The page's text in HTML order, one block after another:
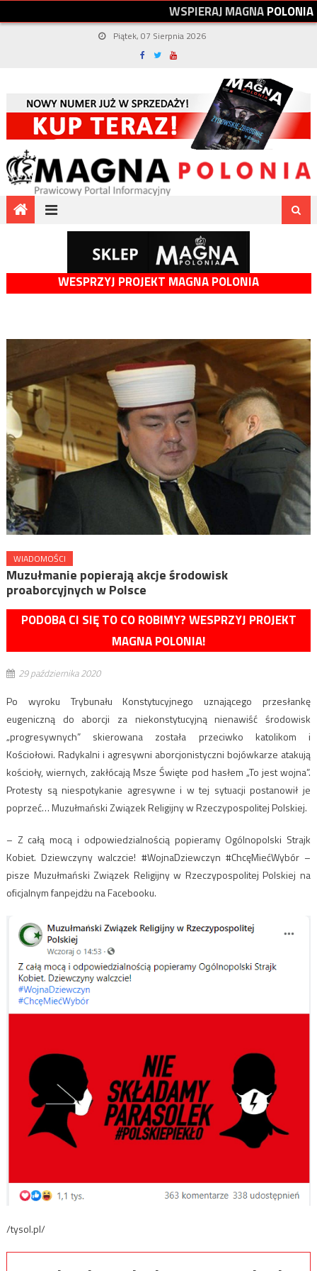
WSPIERAJMAGNAPOLONIA
Piątek, 07 Sierpnia 2026
WESPRZYJ PROJEKT MAGNA POLONIA
WIADOMOŚCI
Muzułmanie popierają akcje środowisk
proaborcyjnych w Polsce
PODOBA CI SIĘ TO CO ROBIMY? WESPRZYJ PROJEKT
MAGNA POLONIA!
29 października 2020
Po wyroku Trybunału Konstytucyjnego uznającego przesłankę
eugeniczną do aborcji za niekonstytucyjną nienawiść środowisk
„progresywnych” skierowana została przeciwko katolikom i
Kościołowi. Radykalni i agresywni aborcjonistyczni bojówkarze atakują
kościoły, wiernych, zakłócają Msze Święte pod hasłem „To jest wojna”.
Protesty są niespotykanie agresywne i w tej sytuacji postanowił je
poprzeć… Muzułmański Związek Religijny w Rzeczypospolitej Polskiej.
– Z całą mocą i odpowiedzialnością popieramy Ogólnopolski Strajk
Kobiet. Dziewczyny walczcie! #WojnaDziewczyn #ChcęMiećWybór –
pisze Muzułmański Związek Religijny w Rzeczypospolitej Polskiej na
oficjalnym fanpejdżu na Facebooku.
/tysol.pl/